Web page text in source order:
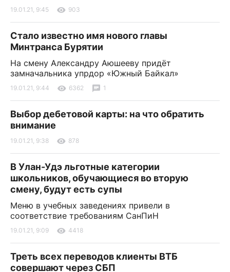
19.01.21, 9:45 903
Стало известно имя нового главы
Минтранса Бурятии
На смену Александру Аюшееву придёт
замначальника упрдор «Южный Байкал»
19.01.21, 9:44 6362 1
Выбор дебетовой карты: на что обратить
внимание
19.01.21, 9:38 878
В Улан-Удэ льготные категории
школьников, обучающиеся во вторую
смену, будут есть супы
Меню в учебных заведениях привели в
соответствие требованиям СанПиН
19.01.21, 9:09 4418
Треть всех переводов клиенты ВТБ
совершают через СБП